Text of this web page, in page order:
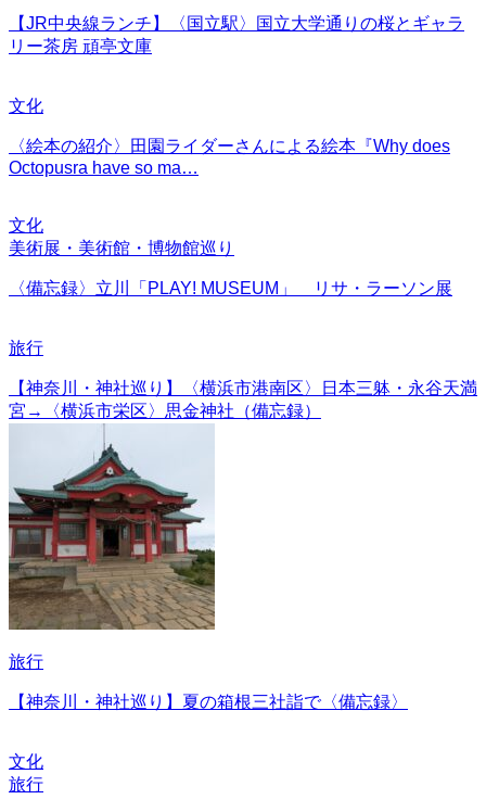
【JR中央線ランチ】〈国立駅〉国立大学通りの桜とギャラ
リー茶房 頑亭文庫
文化
〈絵本の紹介〉田園ライダーさんによる絵本『Why does
Octopusra have so ma…
文化
美術展・美術館・博物館巡り
〈備忘録〉立川「PLAY! MUSEUM」 リサ・ラーソン展
旅行
【神奈川・神社巡り】〈横浜市港南区〉日本三躰・永谷天満
宮→〈横浜市栄区〉思金神社（備忘録）
旅行
【神奈川・神社巡り】夏の箱根三社詣で〈備忘録〉
文化
旅行